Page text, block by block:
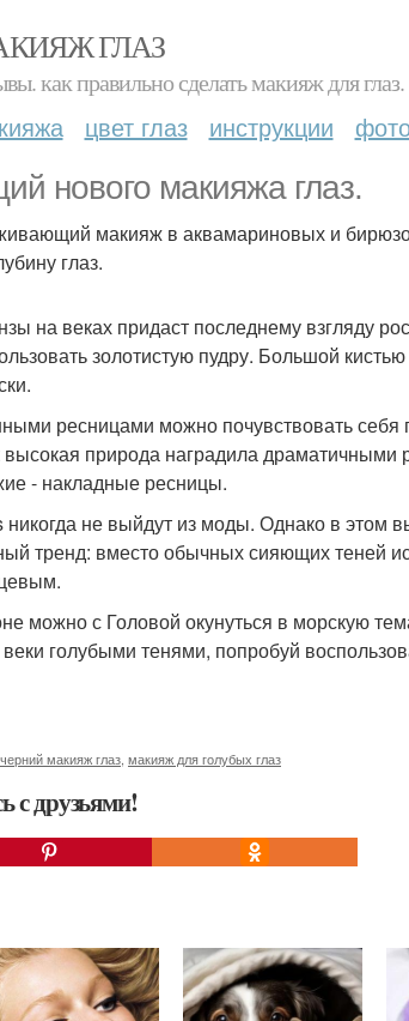
ГЛАЗ
как правильно сделать макияж для глаз.
цвет глаз инструкции
нового макияжа глаз.
макияж в аквамариновых и
глаз.
на веках придаст последнему взгляду
золотистую пудру. Большой
ресницами можно почувствовать себя
природа наградила драматичными
- накладные ресницы.
не выйдут из моды. Однако в этом
тренд: вместо обычных сияющих теней
можно с Головой окунуться в морскую
голубыми тенями, попробуй
макияж глаз макияж для голубых глаз
с друзьями!